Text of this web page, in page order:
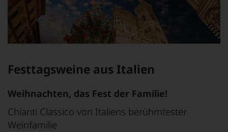
Festtagsweine aus Italien
Weihnachten, das Fest der Familie!
Chianti Classico von Italiens berühmtester
Weinfamilie